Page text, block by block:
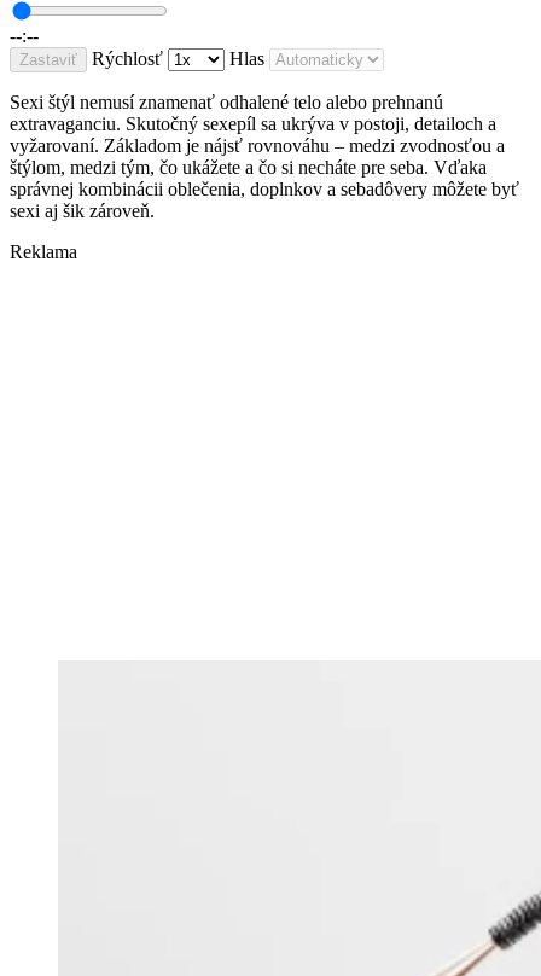
--:--
Zastaviť Rýchlosť Hlas
Sexi štýl nemusí znamenať odhalené telo alebo prehnanú
extravaganciu. Skutočný sexepíl sa ukrýva v postoji, detailoch a
vyžarovaní. Základom je nájsť rovnováhu – medzi zvodnosťou a
štýlom, medzi tým, čo ukážete a čo si necháte pre seba. Vďaka
správnej kombinácii oblečenia, doplnkov a sebadôvery môžete byť
sexi aj šik zároveň.
Reklama